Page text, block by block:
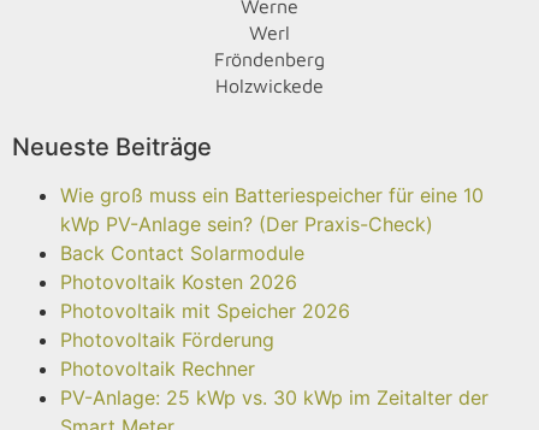
Werne
Werl
Fröndenberg
Holzwickede
Neueste Beiträge
Wie groß muss ein Batteriespeicher für eine 10
kWp PV-Anlage sein? (Der Praxis-Check)
Back Contact Solarmodule
Photovoltaik Kosten 2026
Photovoltaik mit Speicher 2026
Photovoltaik Förderung
Photovoltaik Rechner
PV-Anlage: 25 kWp vs. 30 kWp im Zeitalter der